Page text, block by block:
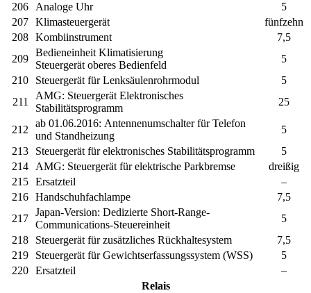
206
Analoge Uhr
5
207 Klimasteuergerät
fünfzehn
208 Kombiinstrument
7,5
209
Bedieneinheit Klimatisierung
Steuergerät oberes Bedienfeld
5
210
Steuergerät für Lenksäulenrohrmodul
5
211
AMG: Steuergerät Elektronisches
Stabilitätsprogramm
25
212
ab 01.06.2016: Antennenumschalter für Telefon
und Standheizung
5
213
Steuergerät für elektronisches Stabilitätsprogramm
5
214
AMG: Steuergerät für elektrische Parkbremse
dreißig
215 Ersatzteil
–
216 Handschuhfachlampe
7,5
217
Japan-Version: Dedizierte Short-Range-
Communications-Steuereinheit
5
218
Steuergerät für zusätzliches Rückhaltesystem
7,5
219
Steuergerät für Gewichtserfassungssystem (WSS)
5
220 Ersatzteil
–
Relais